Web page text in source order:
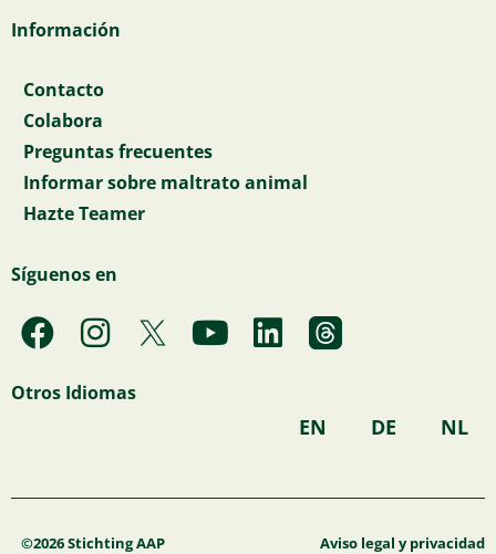
Información
Contacto
Colabora
Preguntas frecuentes
Informar sobre maltrato animal
Hazte Teamer
Síguenos en
F
a
c
o
I
n
s
g
Y
o
b
L
i
d
Otros Idiomas
EN DE NL
©2026 Stichting AAP Aviso legal y privacidad